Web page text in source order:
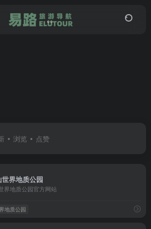
浏览 点赞
界地质公园
界地质公园官方网站
地质公园